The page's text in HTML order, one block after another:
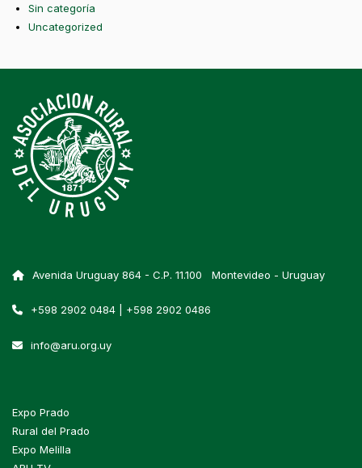
Sin categoría
Uncategorized
Avenida Uruguay 864 - C.P. 11.100 Montevideo - Uruguay
+598 2902 0484 | +598 2902 0486
info@aru.org.uy
Expo Prado
Rural del Prado
Expo Melilla